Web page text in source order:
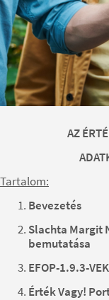
AZ
Tartalom:
Bevezetés
Slachta Margit
bemutatása
EFOP-1.9.3-
Érték Vagy!